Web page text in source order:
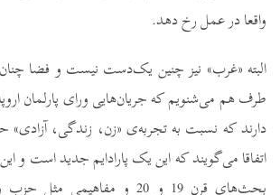
واقعا در عمل رخ دهد.
البته «غرب» نیز چنین یک‌دست نیست و فضا
طرف هم می‌شنویم که جریان‌هایی ورای پارلمان
دارند که نسبت به تجربه‌ی «زن، زندگی،
اتفاقا می‌گویند که این یک پارادایم جدید است و
بحث‌های قرن 19 و 20 و